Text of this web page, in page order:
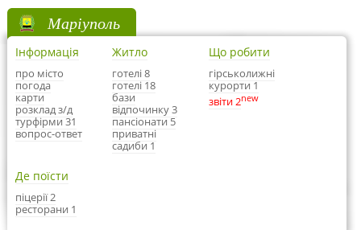
Маріуполь
Інформація
про місто
погода
карти
розклад з/д
турфірми 31
вопрос-ответ
Житло
готелі 8
готелі 18
бази
відпочинку 3
пансіонати 5
приватні
садиби 1
Що робити
гірськолижні
курорти 1
звіти 2new
Де поїсти
піцерії 2
ресторани 1